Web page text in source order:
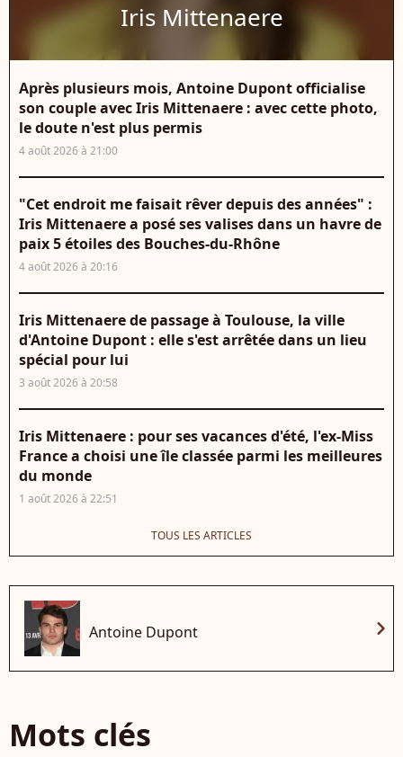
Iris Mittenaere
Après plusieurs mois, Antoine Dupont officialise
son couple avec Iris Mittenaere : avec cette photo,
le doute n'est plus permis
4 août 2026 à 21:00
"Cet endroit me faisait rêver depuis des années" :
Iris Mittenaere a posé ses valises dans un havre de
paix 5 étoiles des Bouches-du-Rhône
4 août 2026 à 20:16
Iris Mittenaere de passage à Toulouse, la ville
d'Antoine Dupont : elle s'est arrêtée dans un lieu
spécial pour lui
3 août 2026 à 20:58
Iris Mittenaere : pour ses vacances d'été, l'ex-Miss
France a choisi une île classée parmi les meilleures
du monde
1 août 2026 à 22:51
TOUS LES ARTICLES
Antoine Dupont chevron_right
Mots clés